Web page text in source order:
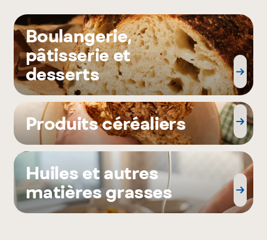
Boulangerie,
pâtisserie et
desserts
Produits céréaliers
Huiles et autres
matières grasses